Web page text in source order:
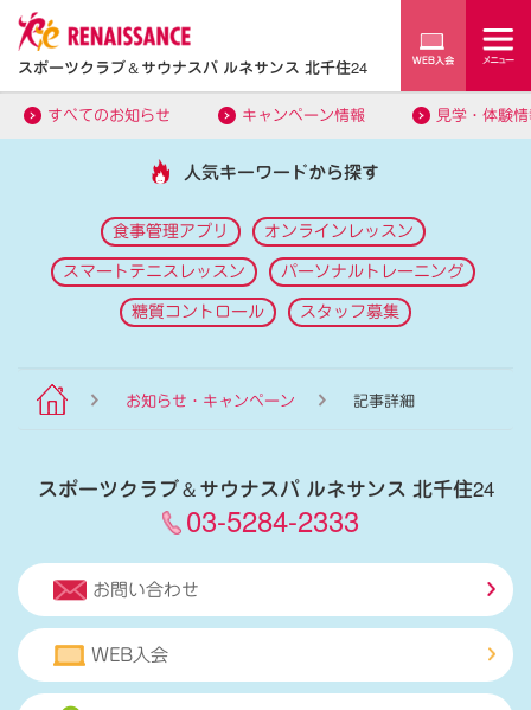
スポーツクラブ＆サウナスパ ルネサンス 北千住24
すべてのお知らせ キャンペーン情報 見学・体験
人気キーワードから探す
食事管理アプリ オンラインレッスン
スマートテニスレッスン パーソナルトレーニング
糖質コントロール スタッフ募集
お知らせ・キャンペーン 記事詳細
スポーツクラブ＆サウナスパ ルネサンス 北千住24
03-5284-2333
お問い合わせ
WEB入会